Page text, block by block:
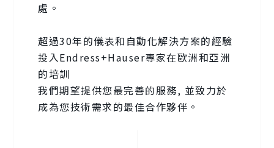
處。
超過30年的儀表和自動化解決方案的經驗
投入Endress+Hauser專家在歐洲和亞洲
的培訓
我們期望提供您最完善的服務, 並致力於
成為您技術需求的最佳合作夥伴。